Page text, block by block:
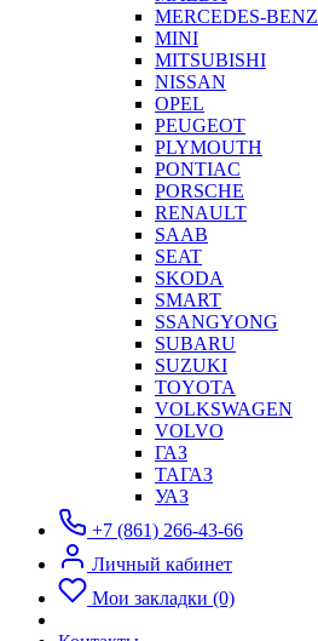
MERCEDES-BENZ
MINI
MITSUBISHI
NISSAN
OPEL
PEUGEOT
PLYMOUTH
PONTIAC
PORSCHE
RENAULT
SAAB
SEAT
SKODA
SMART
SSANGYONG
SUBARU
SUZUKI
TOYOTA
VOLKSWAGEN
VOLVO
ГАЗ
ТАГАЗ
УАЗ
+7 (861) 266-43-66
Личный кабинет
Мои закладки (0)